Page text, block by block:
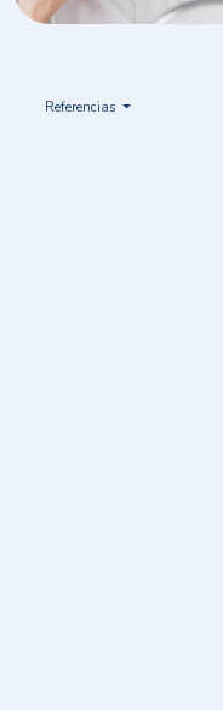
Referencias